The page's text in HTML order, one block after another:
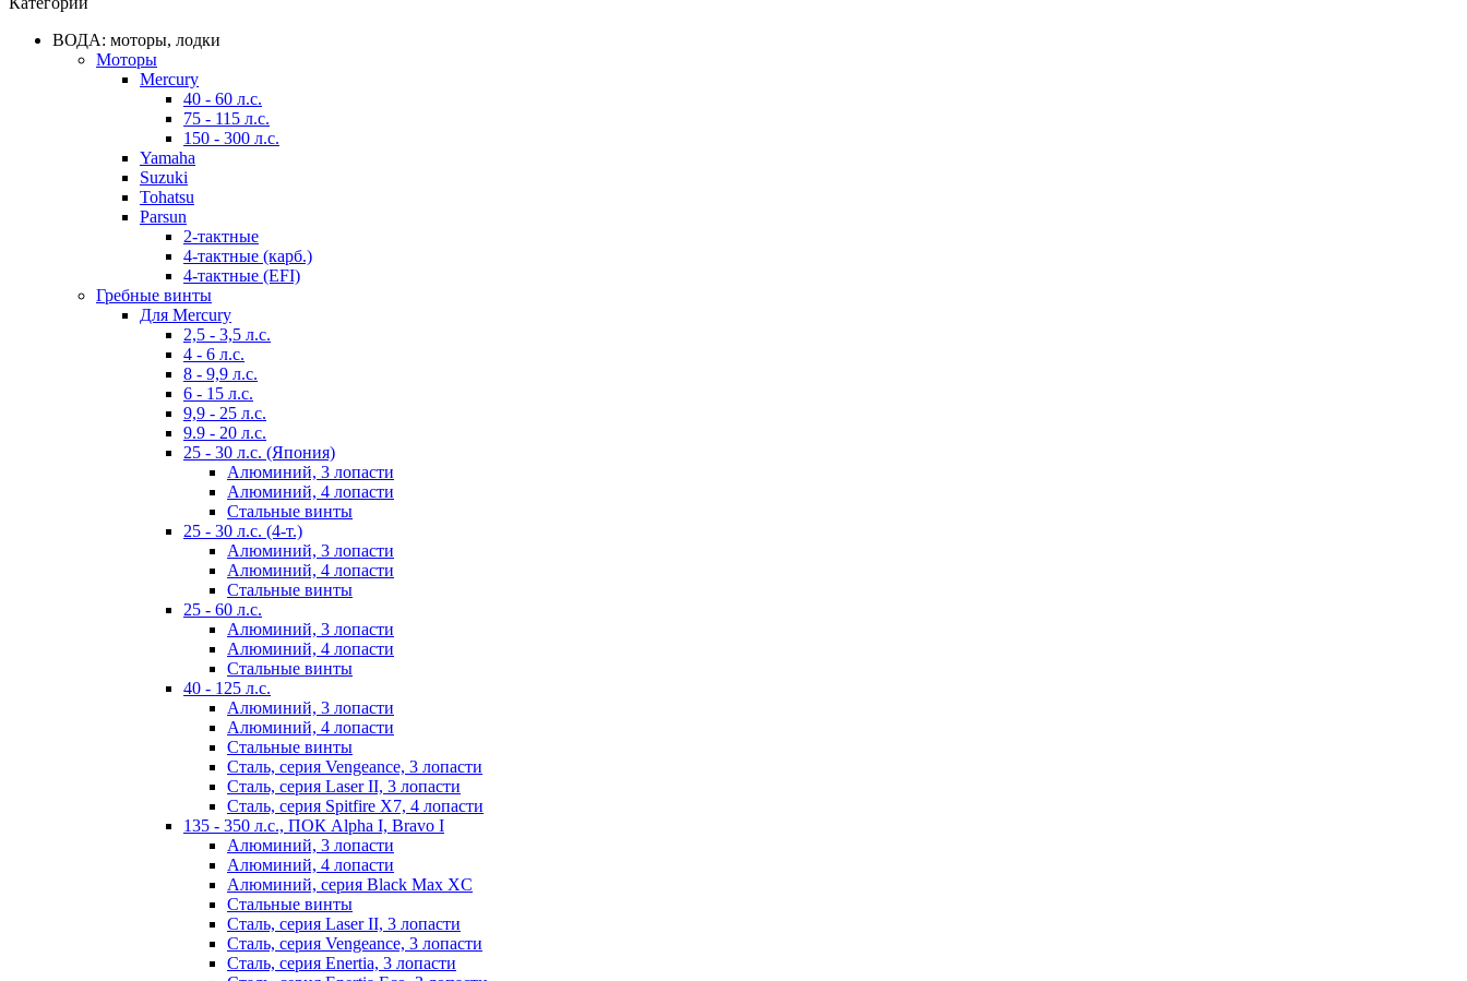
ВОДА: моторы, лодки
Моторы
Mercury
40 - 60 л.с.
75 - 115 л.с.
150 - 300 л.с.
Yamaha
Suzuki
Tohatsu
Parsun
2-тактные
4-тактные (карб.)
4-тактные (EFI)
Гребные винты
Для Mercury
2,5 - 3,5 л.с.
4 - 6 л.с.
8 - 9,9 л.с.
6 - 15 л.с.
9,9 - 25 л.с.
9.9 - 20 л.с.
25 - 30 л.с. (Япония)
Алюминий, 3 лопасти
Алюминий, 4 лопасти
Стальные винты
25 - 30 л.с. (4-т.)
Алюминий, 3 лопасти
Алюминий, 4 лопасти
Стальные винты
25 - 60 л.с.
Алюминий, 3 лопасти
Алюминий, 4 лопасти
Стальные винты
40 - 125 л.с.
Алюминий, 3 лопасти
Алюминий, 4 лопасти
Стальные винты
Сталь, серия Vengeance, 3 лопасти
Сталь, серия Laser II, 3 лопасти
Сталь, серия Spitfire X7, 4 лопасти
135 - 350 л.с., ПОК Alpha I, Bravo I
Алюминий, 3 лопасти
Алюминий, 4 лопасти
Алюминий, серия Black Max XC
Стальные винты
Сталь, серия Laser II, 3 лопасти
Сталь, серия Vengeance, 3 лопасти
Сталь, серия Enertia, 3 лопасти